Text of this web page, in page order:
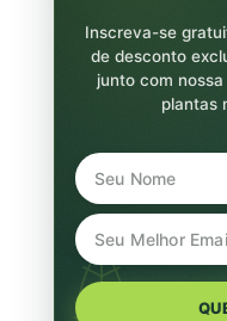
Inscreva-se
de desconto
junto com
plantas